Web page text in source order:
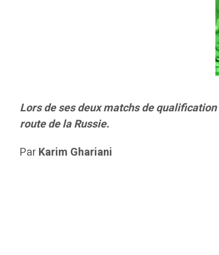
Lors de ses deux matchs de
route de la Russie.
ParKarim Ghariani